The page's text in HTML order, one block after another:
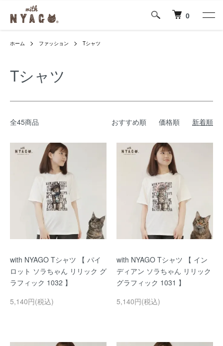
0
ホーム ファッション Tシャツ
Tシャツ
全45商品 おすすめ順 価格順 新着順
with NYAGO Tシャツ 【 パイ
ロット ソラちゃん リリック グ
ラフィック 1032 】
5,140円(税込)
with NYAGO Tシャツ 【 イン
ディアン ソラちゃん リリック
グラフィック 1031 】
5,140円(税込)